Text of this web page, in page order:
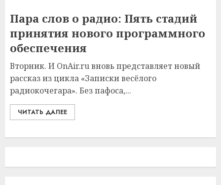
Пара слов о радио: Пять стадий
принятия нового программного
обеспечения
Вторник. И OnAir.ru вновь представляет новый
рассказ из цикла «Записки весёлого
радиокочегара». Без пафоса,...
ЧИТАТЬ ДАЛЕЕ